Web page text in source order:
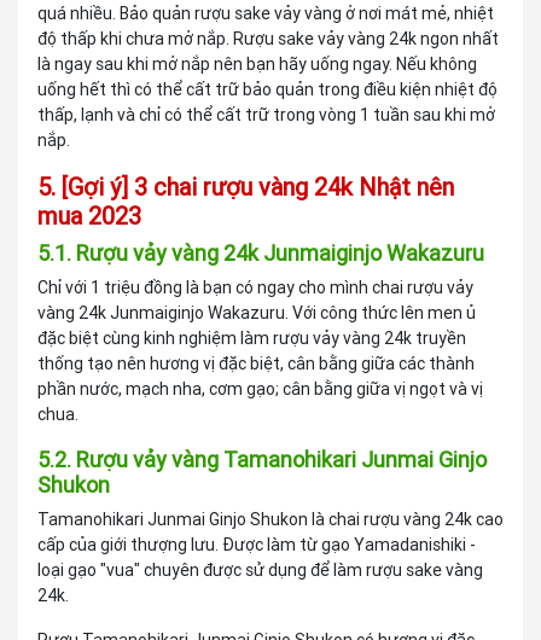
quá nhiều. Bảo quản rượu sake vảy vàng ở nơi mát mẻ, nhiệt
độ thấp khi chưa mở nắp. Rượu sake vảy vàng 24k ngon nhất
là ngay sau khi mở nắp nên bạn hãy uống ngay. Nếu không
uống hết thì có thể cất trữ bảo quản trong điều kiện nhiệt độ
thấp, lạnh và chỉ có thể cất trữ trong vòng 1 tuần sau khi mở
nắp.
5. [Gợi ý] 3 chai rượu vàng 24k Nhật nên
mua 2023
5.1. Rượu vảy vàng 24k Junmaiginjo Wakazuru
Chỉ với 1 triệu đồng là bạn có ngay cho mình chai rượu vảy
vàng 24k Junmaiginjo Wakazuru. Với công thức lên men ủ
đặc biệt cùng kinh nghiệm làm rượu vảy vàng 24k truyền
thống tạo nên hương vị đặc biệt, cân bằng giữa các thành
phần nước, mạch nha, cơm gạo; cân bằng giữa vị ngọt và vị
chua.
5.2. Rượu vảy vàng Tamanohikari Junmai Ginjo
Shukon
Tamanohikari Junmai Ginjo Shukon là chai rượu vàng 24k cao
cấp của giới thượng lưu. Được làm từ gạo Yamadanishiki -
loại gạo "vua" chuyên được sử dụng để làm rượu sake vàng
24k.